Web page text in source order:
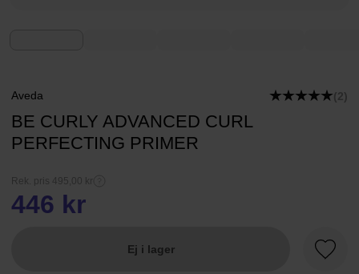
Aveda (2)
BE CURLY ADVANCED CURL
PERFECTING PRIMER
Rek. pris 495,00 kr
446 kr
Ej i lager